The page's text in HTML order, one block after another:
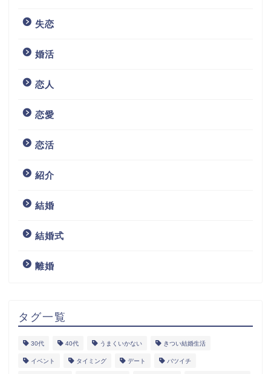
失恋
婚活
恋人
恋愛
恋活
紹介
結婚
結婚式
離婚
タグ一覧
30代 40代 うまくいかない きつい結婚生活
イベント タイミング デート バツイチ